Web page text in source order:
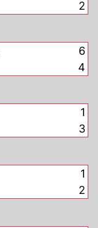
2
6
4
1
3
1
2